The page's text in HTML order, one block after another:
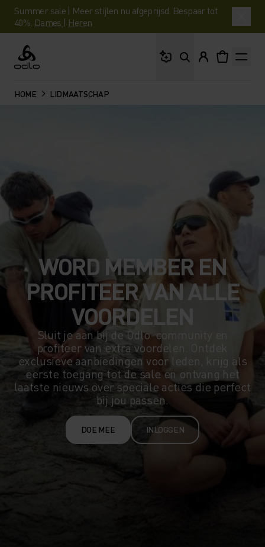
Summer sale | Meer stijlen nu afgeprijsd. Bespaar tot
40%. Dames | Heren
Odlo
HOME LIDMAATSCHAP
WORD MEMBER EN
PROFITEER VAN ALLE
VOORDELEN
Sluit je aan bij de Odlo-community en
profiteer van extra voordelen. Ontdek
exclusieve aanbiedingen voor leden, krijg als
eerste toegang tot de sale en ontvang het
laatste nieuws over speciale acties die perfect
bij jou passen.
DOE MEE INLOGGEN